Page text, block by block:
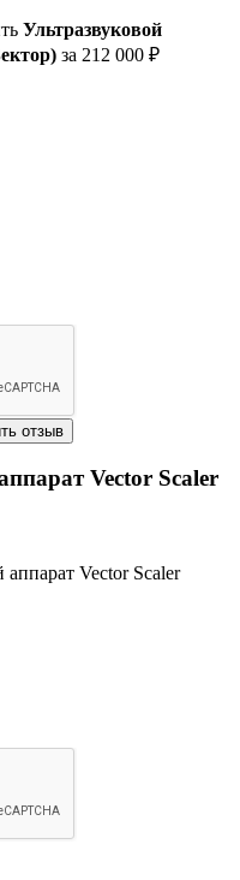
Ультразвуковой
за 212 000 ₽
Vector Scaler
аппарат Vector Scaler